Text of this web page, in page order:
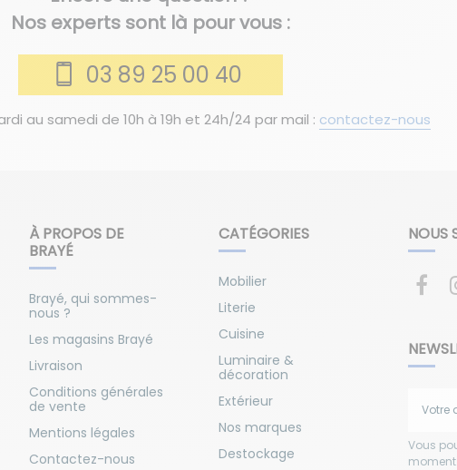
Nos experts sont là pour vous :
03 89 25 00 40
au samedi de 10h à 19h et 24h/24 par mail : contactez-nous
À PROPOS DE
BRAYÉ
Brayé, qui sommes-
nous ?
Les magasins Brayé
Livraison
Conditions générales
de vente
Mentions légales
Contactez-nous
CATÉGORIES
Mobilier
Literie
Cuisine
Luminaire &
décoration
Extérieur
Nos marques
Destockage
NOUS
Vous